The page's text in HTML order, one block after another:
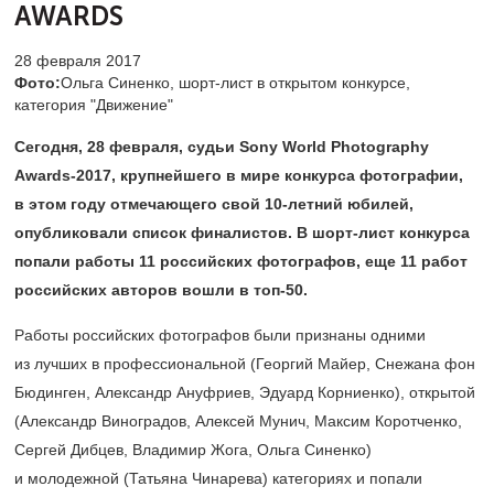
AWARDS
28 февраля 2017
Фото:Ольга Синенко, шорт-лист в открытом конкурсе,
категория "Движение"
Сегодня, 28 февраля, судьи Sony World Photography
Awards-2017, крупнейшего в мире конкурса фотографии,
в этом году отмечающего свой 10-летний юбилей,
опубликовали список финалистов. В шорт-лист конкурса
попали работы 11 российских фотографов, еще 11 работ
российских авторов вошли в топ-50.
Работы российских фотографов были признаны одними
из лучших в профессиональной (Георгий Майер, Снежана фон
Бюдинген, Александр Ануфриев, Эдуард Корниенко), открытой
(Александр Виноградов, Алексей Мунич, Максим Коротченко,
Сергей Дибцев, Владимир Жога, Ольга Синенко)
и молодежной (Татьяна Чинарева) категориях и попали